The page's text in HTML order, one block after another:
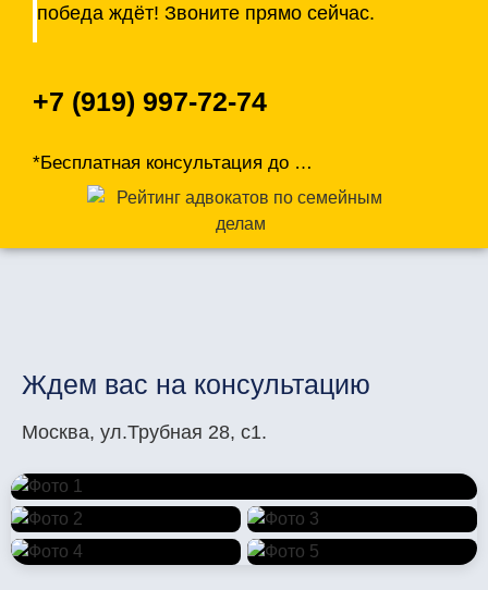
победа ждёт! Звоните прямо сейчас.
+7 (919) 997-72-74
*Бесплатная консультация до …
Ждем вас на консультацию
Москва, ул.Трубная 28, с1.